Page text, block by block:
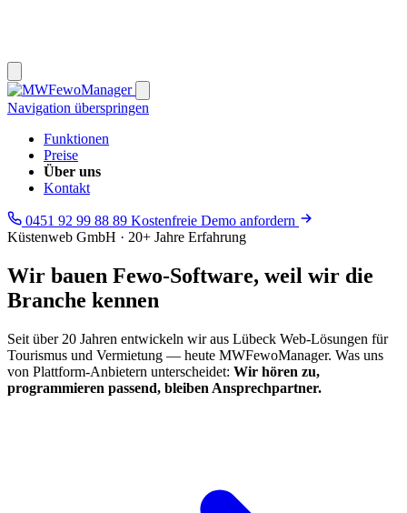
Navigation überspringen
Funktionen
Preise
Über uns
Kontakt
0451 92 99 88 89 Kostenfreie Demo anfordern
Küstenweb GmbH · 20+ Jahre Erfahrung
Wir bauen Fewo-Software, weil wir die
Branche kennen
Seit über 20 Jahren entwickeln wir aus Lübeck Web-Lösungen für
Tourismus und Vermietung — heute MWFewoManager. Was uns
von Plattform-Anbietern unterscheidet: Wir hören zu,
programmieren passend, bleiben Ansprech­partner.